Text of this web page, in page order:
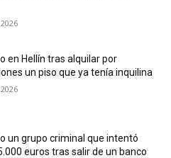
en Hellín tras alquilar por
un piso que ya tenía inquilina
un grupo criminal que intentó
euros tras salir de un banco